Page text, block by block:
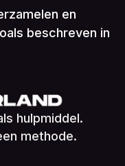
en
beschreven in
hulpmiddel.
methode.